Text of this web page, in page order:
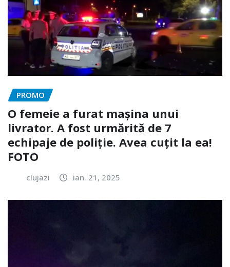
PROMO
O femeie a furat mașina unui
livrator. A fost urmărită de 7
echipaje de poliție. Avea cuțit la ea!
FOTO
clujazi ian. 21, 2025